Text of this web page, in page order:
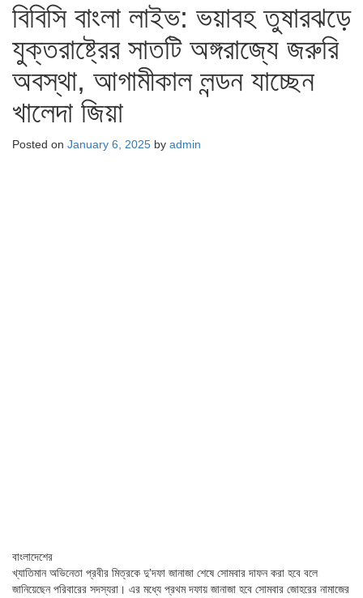
বিবিসি বাংলা লাইভ: ভয়াবহ তুষারঝড়ে
যুক্তরাষ্ট্রের সাতটি অঙ্গরাজ্যে জরুরি
অবস্থা, আগামীকাল লন্ডন যাচ্ছেন
খালেদা জিয়া
Posted on January 6, 2025 by admin
বাংলাদেশের
খ্যাতিমান অভিনেতা প্রবীর মিত্রকে দু’দফা জানাজা শেষে সোমবার দাফন করা হবে বলে
জানিয়েছেন পরিবারের সদস্যরা। এর মধ্যে প্রথম দফায় জানাজা হবে সোমবার জোহরের নামাজের